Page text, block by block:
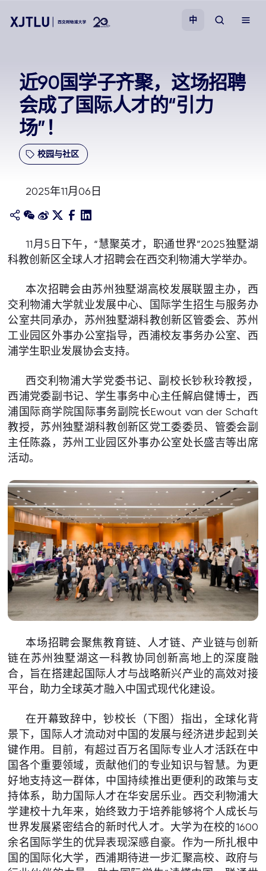
招生
科研
关于我们
中
近90国学子齐聚，这场招聘
会成了国际人才的“引力
场”！
校园与社区
2025年11月06日
11月5日下午，“慧聚英才，职通世界”2025独墅湖
科教创新区全球人才招聘会在西交利物浦大学举办。
本次招聘会由苏州独墅湖高校发展联盟主办，西
交利物浦大学就业发展中心、国际学生招生与服务办
公室共同承办，苏州独墅湖科教创新区管委会、苏州
工业园区外事办公室指导，西浦校友事务办公室、西
浦学生职业发展协会支持。
西交利物浦大学党委书记、副校长钞秋玲教授，
西浦党委副书记、学生事务中心主任解启健博士，西
浦国际商学院国际事务副院长Ewout van der Schaft
教授，苏州独墅湖科教创新区党工委委员、管委会副
主任陈淼，苏州工业园区外事办公室处长盛吉等出席
活动。
本场招聘会聚焦教育链、人才链、产业链与创新
链在苏州独墅湖这一科教协同创新高地上的深度融
合，旨在搭建起国际人才与战略新兴产业的高效对接
平台，助力全球英才融入中国式现代化建设。
在开幕致辞中，钞校长（下图）指出，全球化背
景下，国际人才流动对中国的发展与经济进步起到关
键作用。目前，有超过百万名国际专业人才活跃在中
国各个重要领域，贡献他们的专业知识与智慧。为更
好地支持这一群体，中国持续推出更便利的政策与支
持体系，助力国际人才在华安居乐业。西交利物浦大
学建校十九年来，始终致力于培养能够将个人成长与
世界发展紧密结合的新时代人才。大学为在校的1600
余名国际学生的优异表现深感自豪。作为一所扎根中
国的国际化大学，西浦期待进一步汇聚高校、政府与